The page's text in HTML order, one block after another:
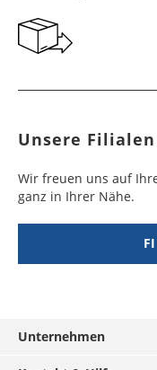
Unsere Filialen
Wir freuen uns auf
ganz in Ihrer Nähe.
Unternehmen